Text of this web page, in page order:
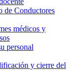
de Conductores
médicos y
personal
y cierre del